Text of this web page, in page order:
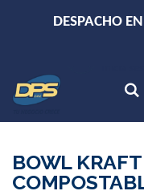
DESPACHO
to
the
end
to
the
beginning
BOWL